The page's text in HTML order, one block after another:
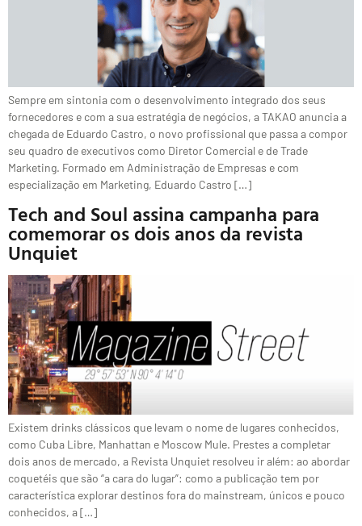
Sempre em sintonia com o desenvolvimento integrado dos seus
fornecedores e com a sua estratégia de negócios, a TAKAO anuncia a
chegada de Eduardo Castro, o novo profissional que passa a compor
seu quadro de executivos como Diretor Comercial e de Trade
Marketing. Formado em Administração de Empresas e com
especialização em Marketing, Eduardo Castro […]
Tech and Soul assina campanha para
comemorar os dois anos da revista
Unquiet
Existem drinks clássicos que levam o nome de lugares conhecidos,
como Cuba Libre, Manhattan e Moscow Mule. Prestes a completar
dois anos de mercado, a Revista Unquiet resolveu ir além: ao abordar
coquetéis que são “a cara do lugar”: como a publicação tem por
característica explorar destinos fora do mainstream, únicos e pouco
conhecidos, a […]